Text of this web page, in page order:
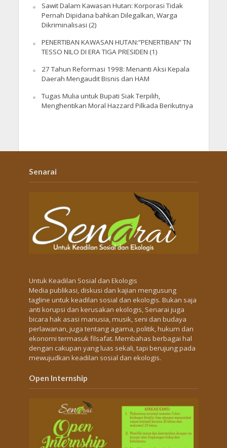
Sawit Dalam Kawasan Hutan: Korporasi Tidak
Pernah Dipidana bahkan Dilegalkan, Warga
Dikriminalisasi (2)
PENERTIBAN KAWASAN HUTAN:”PENERTIBAN” TN
TESSO NILO DI ERA TIGA PRESIDEN (1)
27 Tahun Reformasi 1998: Menanti Aksi Kepala
Daerah Mengaudit Bisnis dan HAM
Tugas Mulia untuk Bupati Siak Terpilih,
Menghentikan Moral Hazzard Pilkada Berikutnya
Senarai
Untuk Keadilan Sosial dan Ekologis
Media publikasi, diskusi dan kajian mengusung
tagline untuk keadilan sosial dan ekologis. Bukan saja
anti korupsi dan kerusakan ekologis, Senarai juga
bicara hak asasi manusia, musik, seni dan budaya
perlawanan, juga tentang agama, politik, hukum dan
ekonomi termasuk filsafat. Membahas berbagai hal
dengan cakupan yang luas sekali, tapi berujung pada
mewujudkan keadilan sosial dan ekologis.
Open Internship